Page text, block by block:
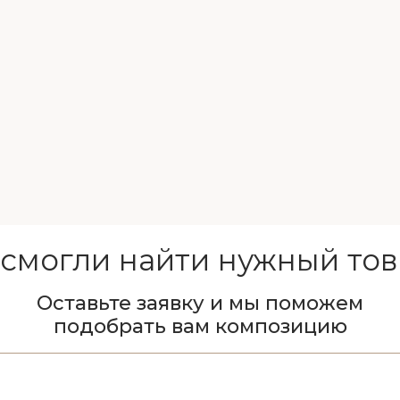
найти нужный
Оставьте заявку и мы поможем
подобрать вам композицию